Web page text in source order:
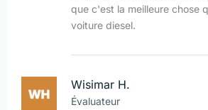
que c'est la meilleure chose
voiture diesel.
Wisimar H.
Évaluateur